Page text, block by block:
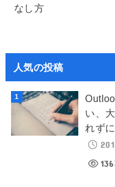
なし方
人気の投稿
い、
れず